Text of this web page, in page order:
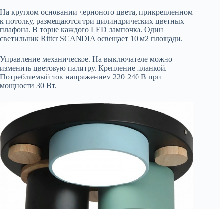
На круглом основании черноного цвета, прикрепленном
к потолку, размещаются три цилиндрических цветных
плафона. В торце каждого LED лампочка. Один
светильник Ritter SCANDIA освещает 10 м2 площади.
Управление механическое. На выключателе можно
изменить цветовую палитру. Крепление планкой.
Потребляемый ток напряжением 220-240 В при
мощности 30 Вт.